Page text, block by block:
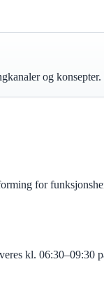
og konsepter.
for
kl. 06:30–09:30